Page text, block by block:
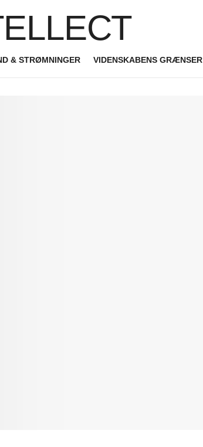
& STRØMNINGER VIDENSKABENS GRÆNSER